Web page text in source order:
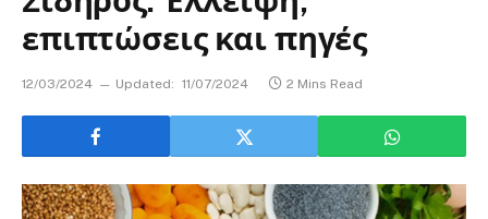
επιπτώσεις και πηγές
12/03/2024 Updated: 11/07/2024 2 Mins Read